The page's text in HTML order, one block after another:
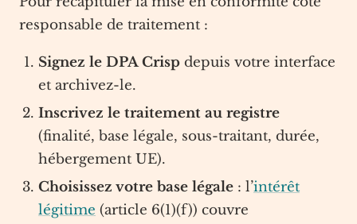
responsable de traitement :
Signez le DPA Crisp depuis votre interface
et archivez-le.
Inscrivez le traitement au registre
(finalité, base légale, sous-traitant, durée,
hébergement UE).
Choisissez votre base légale : l’intérêt
légitime (article 6(1)(f)) couvre